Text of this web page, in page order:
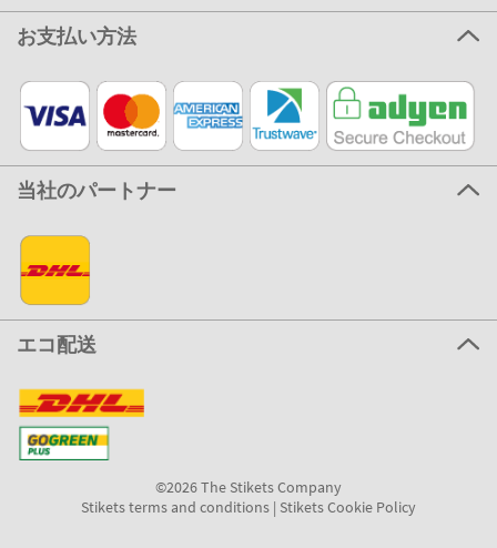
お支払い方法
当社のパートナー
エコ配送
©2026 The Stikets Company
Stikets terms and conditions| Stikets Cookie Policy